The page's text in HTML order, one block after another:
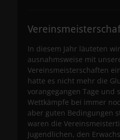
In diesem Jahr läuteten
ausnahmsweise mit
Vereinsmeisterschaften
hatte es nicht mehr die
vorangegangen Tage und
Wettkämpfe bei immer
aber guten Bedingungen
waren die
Jugendlichen, den